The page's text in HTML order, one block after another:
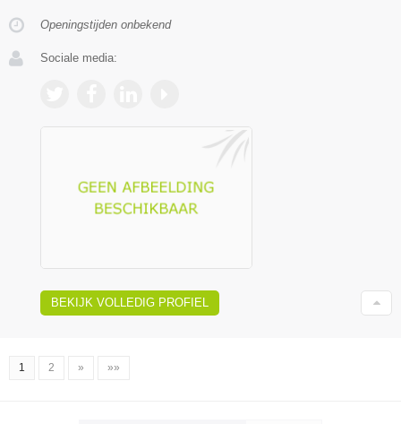
Openingstijden onbekend
Sociale media:
BEKIJK VOLLEDIG PROFIEL
1 2 » »»